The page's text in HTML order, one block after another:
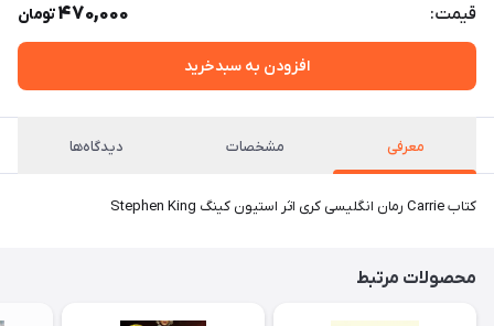
قیمت: 470,000تومان
افزودن به سبدخرید
معرفی مشخصات دیدگاه‌ها
کتاب Carrie رمان انگلیسی کری اثر استیون کینگ Stephen King
محصولات مرتبط